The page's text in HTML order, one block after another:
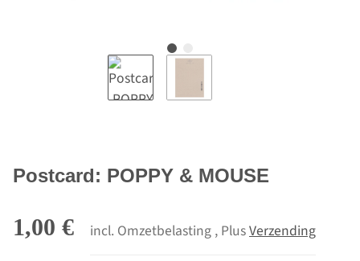
Postcard: POPPY & MOUSE
1,00 € incl. Omzetbelasting , PlusVerzending